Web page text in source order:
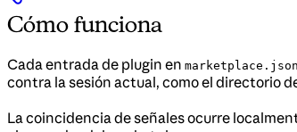
Cómo funciona
Cada entrada de plugin en marketplace.json
contra la sesión actual, como el directorio
La coincidencia de señales ocurre